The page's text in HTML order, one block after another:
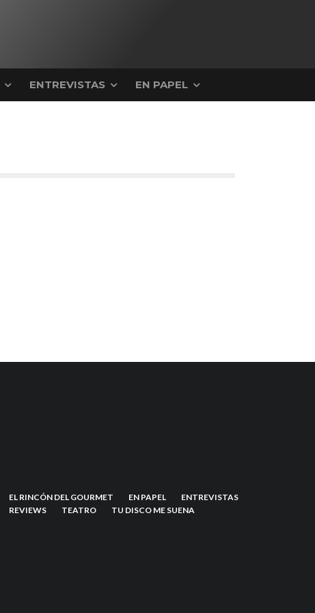
ENTREVISTAS EN PAPEL
EL RINCÓN DEL GOURMET EN PAPEL
ENTREVISTAS
REVIEWS TEATRO TU DISCO ME SUENA